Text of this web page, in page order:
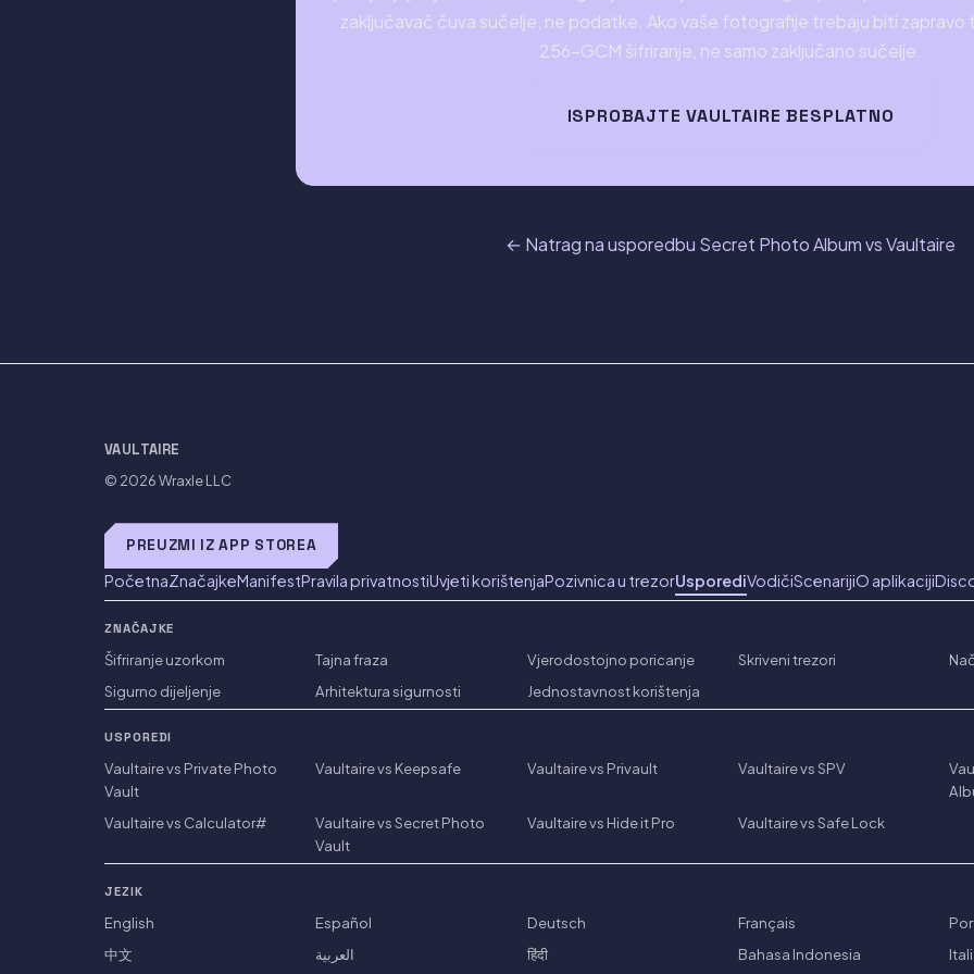
zaključavač čuva sučelje, ne podatke. Ako vaše fotografije trebaju biti zapravo
256-GCM šifriranje, ne samo zaključano sučelje.
ISPROBAJTE VAULTAIRE BESPLATNO
← Natrag na usporedbu Secret Photo Album vs Vaultaire
VAULTAIRE
© 2026Wraxle LLC
PREUZMI IZ APP STOREA
PočetnaZnačajkeManifestPravila privatnostiUvjeti korištenjaPozivnica u trezorUsporediVodičiScenarijiO aplikaciji
ZNAČAJKE
Šifriranje uzorkom Tajna fraza Vjerodostojno poricanje Skriveni trezori
Sigurno dijeljenje
Arhitektura sigurnosti Jednostavnost korištenja
USPOREDI
Vaultaire vs Private Photo
Vault
Vaultaire vs Keepsafe Vaultaire vs Privault Vaultaire vs SPV
Vaultaire vs Calculator#
Vaultaire vs Secret Photo
Vault
Vaultaire vs Hide it Pro Vaultaire vs Safe Lock
JEZIK
English Español Deutsch Français
中文
العربية हिंदी Bahasa Indonesia